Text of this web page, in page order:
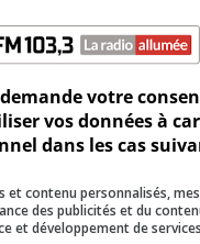
demande votre
vos données à
dans les cas
et contenu personnalisés,
des publicités et du
et développement de services